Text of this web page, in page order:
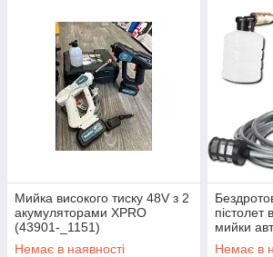
Мийка високого тиску 48V з 2
акумуляторами XPRO
(43901-_1151)
Немає в наявності
пістолет
мийки
XPRO
Немає в